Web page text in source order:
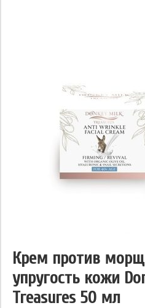
Крем против
упругость кожи
Treasures 50 мл